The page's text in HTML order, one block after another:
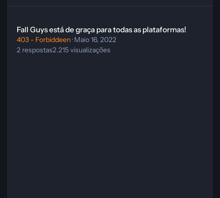
Fall Guys está de graça para todas as plataformas!
403 - Forbiddeen·Maio 16, 2022
2 respostas2.215visualizações